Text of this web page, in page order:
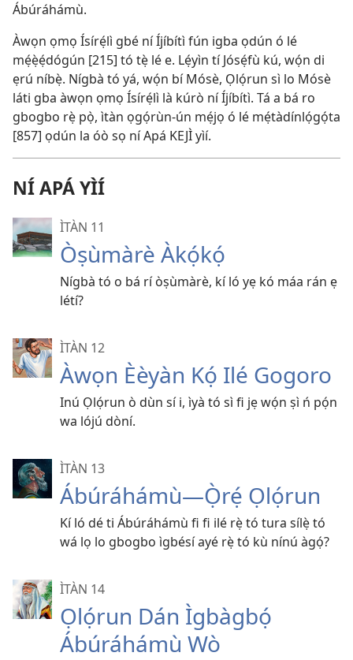
Ábúráhámù.
Àwọn ọmọ Ísírẹ́lì gbé ní Íjíbítì fún igba ọdún ó lé
mẹ́ẹ̀ẹ́dógún [215] tó tẹ̀ lé e. Lẹ́yìn tí Jósẹ́fù kú, wọ́n di
ẹrú níbẹ̀. Nígbà tó yá, wọ́n bí Mósè, Ọlọ́run sì lo Mósè
láti gba àwọn ọmọ Ísírẹ́lì là kúrò ní Íjíbítì. Tá a bá ro
gbogbo rẹ̀ pọ̀, ìtàn ọgọ́rùn-ún mẹ́jọ ó lé mẹ́tàdínlọ́gọ́ta
[857] ọdún la óò sọ ní Apá KEJÌ yìí.
NÍ APÁ YÌÍ
ÌTÀN 11
Òṣùmàrè Àkọ́kọ́
Nígbà tó o bá rí òṣùmàrè, kí ló yẹ kó máa rán ẹ
létí?
ÌTÀN 12
Àwọn Èèyàn Kọ́ Ilé Gogoro
Inú Ọlọ́run ò dùn sí i, ìyà tó sì fi jẹ wọ́n ṣì ń pọ́n
wa lójú dòní.
ÌTÀN 13
Ábúráhámù—Ọ̀rẹ́ Ọlọ́run
Kí ló dé ti Ábúráhámù fi fi ilé rẹ̀ tó tura sílẹ̀ tó
wá lọ lo gbogbo ìgbésí ayé rẹ̀ tó kù nínú àgọ́?
ÌTÀN 14
Ọlọ́run Dán Ìgbàgbọ́
Ábúráhámù Wò